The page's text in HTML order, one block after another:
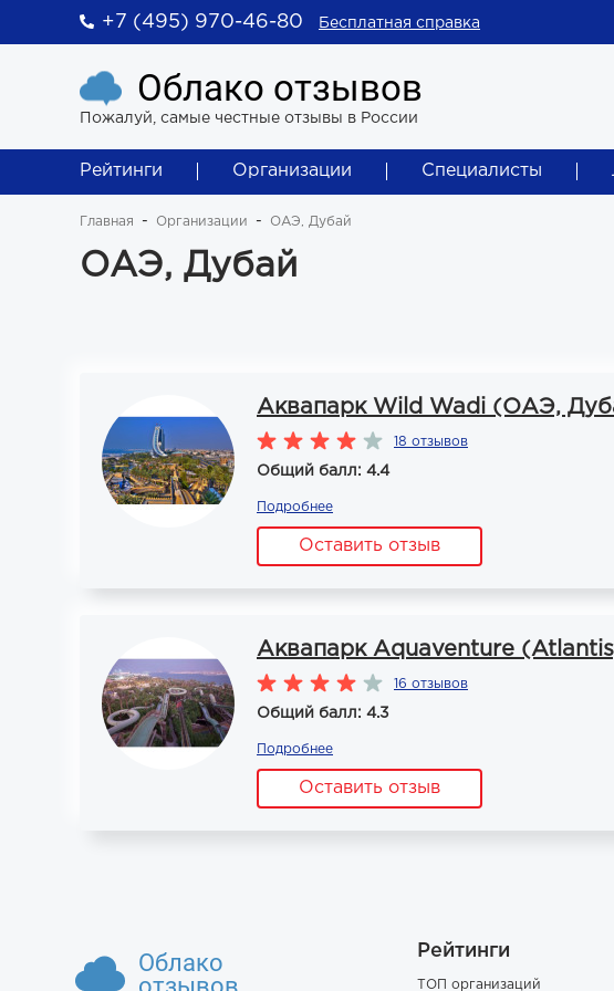
+7 (495) 970-46-80 Бесплатная справка
Облако отзывов
Пожалуй, самые честные отзывы в России
Рейтинги Организации Специалисты
Главная Организации ОАЭ, Дубай
ОАЭ, Дубай
Аквапарк Wild Wadi (ОАЭ,
18 отзывов
Общий балл: 4.4
Подробнее
Оставить отзыв
Аквапарк Aquaventure
16 отзывов
Общий балл: 4.3
Подробнее
Оставить отзыв
Облако
Рейтинги
ТОП организаций